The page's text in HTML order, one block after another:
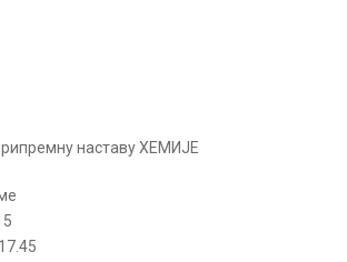
наставу ХЕМИЈЕ